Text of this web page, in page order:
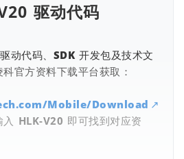
查看更多
驱动代码
动代码、SDK 开发包及技术文
官方资料下载平台获取：
Mobile/Download
入 HLK-V20 即可找到对应资